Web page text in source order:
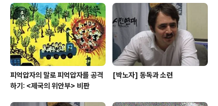
피억압자의 말로 피억압자를 공격
하기: <제국의 위안부> 비판
[박노자] 동독과 소련